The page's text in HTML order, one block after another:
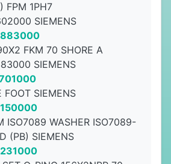
FPM 1PH7
SIEMENS
FKM 70 SHORE A
SIEMENS
FOOT SIEMENS
ISO7089 WASHER ISO7089-
(PB) SIEMENS